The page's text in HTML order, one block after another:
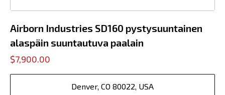
Airborn Industries SD160 pystysuuntainen
alaspäin suuntautuva paalain
$7,900.00
Denver, CO 80022, USA